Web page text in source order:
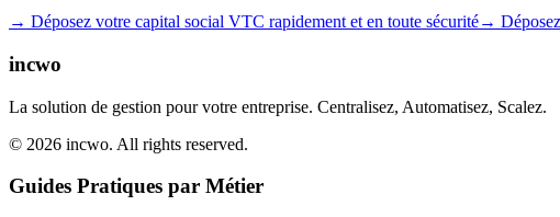
→ Déposez votre capital social VTC rapidement et en toute sécurité→
incwo
La solution de gestion pour votre entreprise. Centralisez, Automatisez, Scalez.
© 2026 incwo. All rights reserved.
Guides Pratiques par Métier